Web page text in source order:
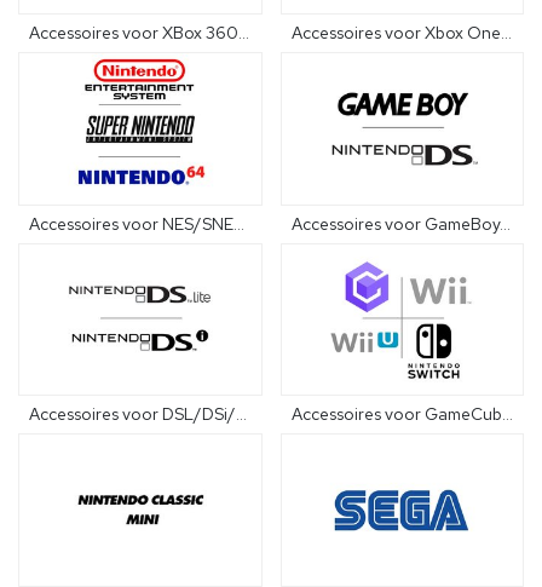
Accessoires voor XBox 360 Accessoires voor Xbox One
Accessoires voor GameBoy/GBA/NDS
Accessoires voor DSL/DSi/3DS/2DS Accessoires voor GameCube/Wii/Wii-U/Switch